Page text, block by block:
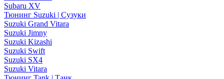
Subaru XV
Тюнинг Suzuki | Сузуки
Suzuki Grand Vitara
Suzuki Jimny
Suzuki Kizashi
Suzuki Swift
Suzuki SX4
Suzuki Vitara